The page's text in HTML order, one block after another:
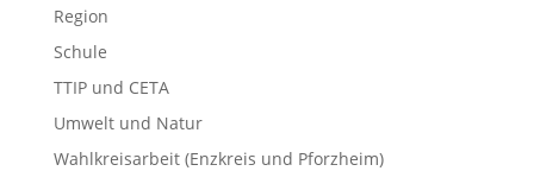
Region
Schule
TTIP und CETA
Umwelt und Natur
Wahlkreisarbeit (Enzkreis und Pforzheim)